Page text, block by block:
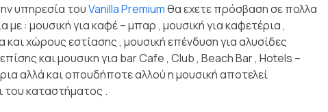
υπηρεσία τουVanilla Premiumθα εχετε πρόσβαση σε πολλα
με : μουσική για καφέ – μπαρ , μουσική για καφετέρια ,
και χώρους εστίασης , μουσική επένδυση για αλυσίδες
και μουσικη για bar Cafe , Club , Beach Bar , Hotels –
αλλά και οπουδήποτε αλλού η μουσική αποτελεί
καταστήματος .